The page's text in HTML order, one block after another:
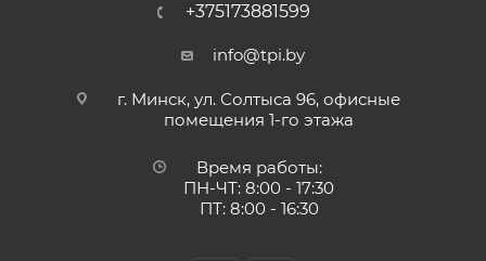
+375173881599
info@tpi.by
г. Минск, ул. Солтыса 96, офисные
помещения 1-го этажа
Время работы:
ПН-ЧТ: 8:00 - 17:30
ПТ: 8:00 - 16:30